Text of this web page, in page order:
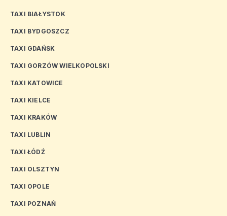
TAXI BIAŁYSTOK
TAXI BYDGOSZCZ
TAXI GDAŃSK
TAXI GORZÓW WIELKOPOLSKI
TAXI KATOWICE
TAXI KIELCE
TAXI KRAKÓW
TAXI LUBLIN
TAXI ŁÓDŹ
TAXI OLSZTYN
TAXI OPOLE
TAXI POZNAŃ